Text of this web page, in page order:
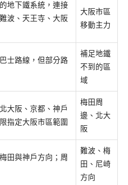
地下鐵系統，連接
波、天王寺、大阪
大阪市區
移動主力
士路線，但部分路
補足地鐵
不到的區
域
大阪、京都、神戶
指定大阪市區範圍
梅田周
邊、北大
阪
田與神戶方向；周
難波、梅
田、尼崎
方向